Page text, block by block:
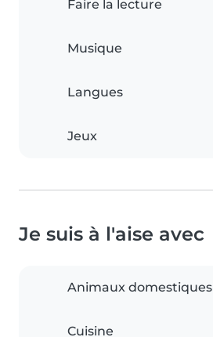
Faire la lecture
Musique
Langues
Jeux
Je suis à l'aise avec
Animaux domestiques
Cuisine